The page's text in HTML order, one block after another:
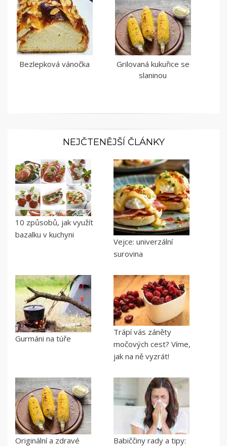
Bezlepková vánočka
Grilovaná kukuřice se
slaninou
NEJČTENĚJŠÍ ČLÁNKY
10 způsobů, jak využít
bazalku v kuchyni
Vejce: univerzální
surovina
Gurmáni na túře
Trápí vás záněty
močových cest? Víme,
jak na ně vyzrát!
Originální a zdravé
Babiččiny rady a tipy: